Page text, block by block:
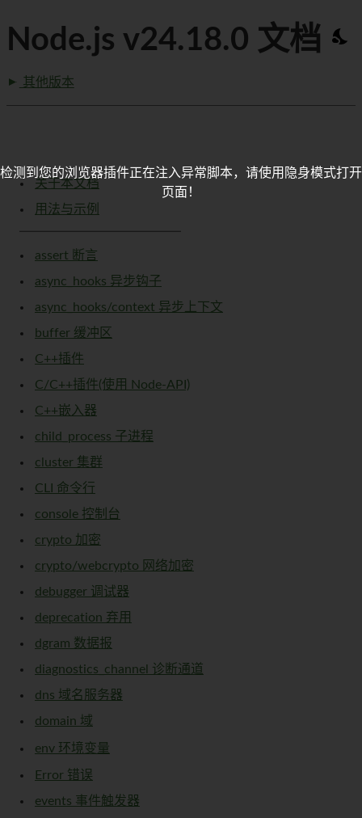
Node.js v24.18.0 文档
其他版本
关于本文档
用法与示例
assert 断言
async_hooks 异步钩子
async_hooks/context 异步上下文
buffer 缓冲区
C++插件
C/C++插件(使用 Node-API)
C++嵌入器
child_process 子进程
cluster 集群
CLI 命令行
console 控制台
crypto 加密
crypto/webcrypto 网络加密
debugger 调试器
deprecation 弃用
dgram 数据报
diagnostics_channel 诊断通道
dns 域名服务器
domain 域
env 环境变量
Error 错误
events 事件触发器
检测到您的浏览器插件正在注入异常脚本，请使用隐身模式打开
页面！